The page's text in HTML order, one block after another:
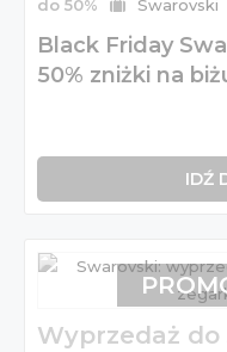
do 50% Swarovski
Black Friday
50% zniżki na
IDŹ
Wyprzedaż do